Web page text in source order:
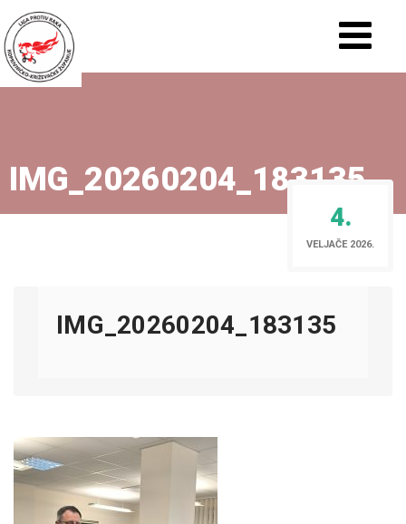
IMG_20260204_183135
4.
VELJAČE 2026.
IMG_20260204_183135